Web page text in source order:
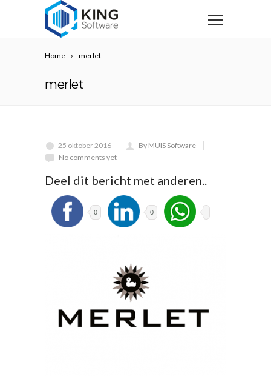
Home merlet
merlet
25 oktober 2016
By MUIS Software
No comments yet
Deel dit bericht met anderen..
0 0